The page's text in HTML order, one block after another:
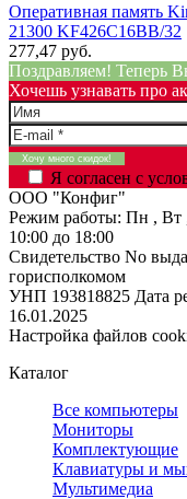
Оперативная память
21300 KF426C16BB/32
277,47 руб.
Поздравляем! Теперь
Хочешь узнавать про
Я согласен с
ООО "Конфиг"
Режим работы: Пн , Вт
10:00 до 18:00
Свидетельство No
горисполкомом
УНП 193818825 Дата
16.01.2025
Настройка файлов
Каталог
Все компьютеры
Мониторы
Комплектующие
Клавиатуры и
Мультимедиа